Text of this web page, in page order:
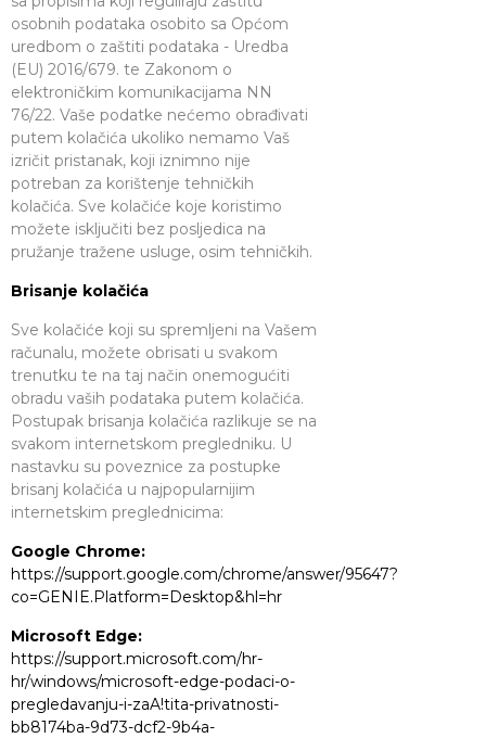
osobnih podataka osobito sa Općom
uredbom o zaštiti podataka - Uredba
(EU) 2016/679. te Zakonom o
elektroničkim komunikacijama NN
76/22. Vaše podatke nećemo obrađivati
putem kolačića ukoliko nemamo Vaš
izričit pristanak, koji iznimno nije
potreban za korištenje tehničkih
kolačića. Sve kolačiće koje koristimo
možete isključiti bez posljedica na
pružanje tražene usluge, osim tehničkih.
Brisanje kolačića
Sve kolačiće koji su spremljeni na Vašem
računalu, možete obrisati u svakom
trenutku te na taj način onemogućiti
obradu vaših podataka putem kolačića.
Postupak brisanja kolačića razlikuje se na
svakom internetskom pregledniku. U
nastavku su poveznice za postupke
brisanj kolačića u najpopularnijim
internetskim preglednicima:
Google Chrome:
https://support.google.com/chrome/answer/95647?
co=GENIE.Platform=Desktop&hl=hr
Microsoft Edge:
https://support.microsoft.com/hr-
hr/windows/microsoft-edge-podaci-o-
pregledavanju-i-zaA!tita-privatnosti-
bb8174ba-9d73-dcf2-9b4a-